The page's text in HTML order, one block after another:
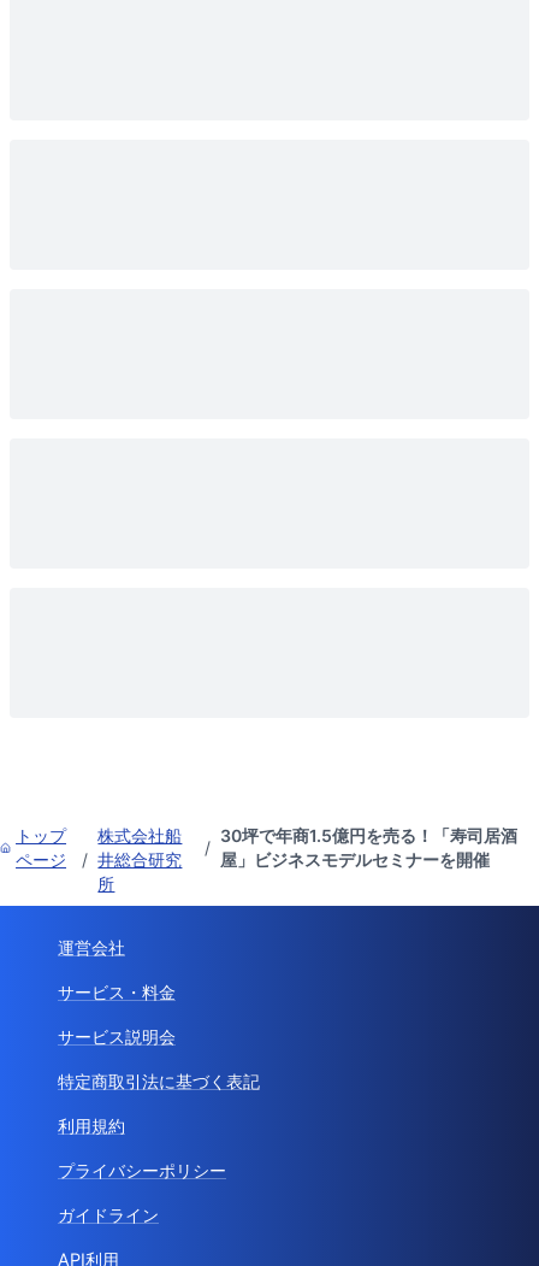
トップ
ページ
/
株式会社船
井総合研究
所
/
30坪で年商1.5億円を売る！「寿司居酒
屋」ビジネスモデルセミナーを開催
運営会社
サービス・料金
サービス説明会
特定商取引法に基づく表記
利用規約
プライバシーポリシー
ガイドライン
API利用